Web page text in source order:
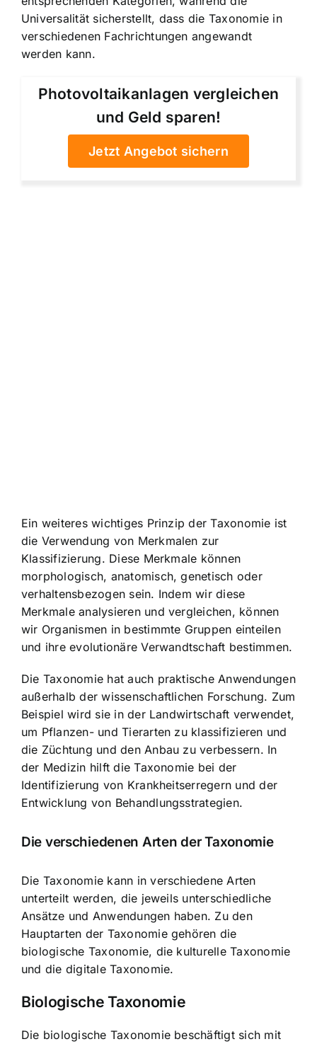
Universalität sicherstellt, dass die Taxonomie in
verschiedenen Fachrichtungen angewandt
werden kann.
Photovoltaikanlagen vergleichen
und Geld sparen!
Jetzt Angebot sichern
Ein weiteres wichtiges Prinzip der Taxonomie ist
die Verwendung von Merkmalen zur
Klassifizierung. Diese Merkmale können
morphologisch, anatomisch, genetisch oder
verhaltensbezogen sein. Indem wir diese
Merkmale analysieren und vergleichen, können
wir Organismen in bestimmte Gruppen einteilen
und ihre evolutionäre Verwandtschaft bestimmen.
Die Taxonomie hat auch praktische Anwendungen
außerhalb der wissenschaftlichen Forschung. Zum
Beispiel wird sie in der Landwirtschaft verwendet,
um Pflanzen- und Tierarten zu klassifizieren und
die Züchtung und den Anbau zu verbessern. In
der Medizin hilft die Taxonomie bei der
Identifizierung von Krankheitserregern und der
Entwicklung von Behandlungsstrategien.
Die verschiedenen Arten der Taxonomie
Die Taxonomie kann in verschiedene Arten
unterteilt werden, die jeweils unterschiedliche
Ansätze und Anwendungen haben. Zu den
Hauptarten der Taxonomie gehören die
biologische Taxonomie, die kulturelle Taxonomie
und die digitale Taxonomie.
Biologische Taxonomie
Die biologische Taxonomie beschäftigt sich mit